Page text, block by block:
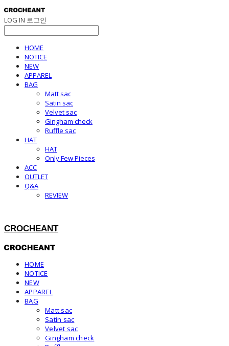
LOG IN 로그인
HOME
NOTICE
NEW
APPAREL
BAG
Matt sac
Satin sac
Velvet sac
Gingham check
Ruffle sac
HAT
HAT
Only Few Pieces
ACC
OUTLET
Q&A
REVIEW
CROCHEANT
HOME
NOTICE
NEW
APPAREL
BAG
Matt sac
Satin sac
Velvet sac
Gingham check